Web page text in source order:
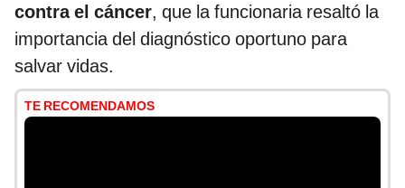
contra el cáncer, que la funcionaria resaltó la
importancia del diagnóstico oportuno para
salvar vidas.
TE RECOMENDAMOS